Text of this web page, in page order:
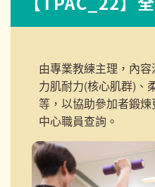
由專業教練主理，內
力肌耐力(核心肌群)、
等，以協助參加者鍛
中心職員查詢。